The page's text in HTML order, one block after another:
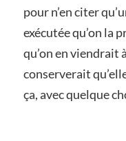
pour n’en citer
exécutée qu’on la
qu’on en viendrait
conserverait
ça, avec quelque